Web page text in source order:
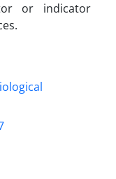
or indicator